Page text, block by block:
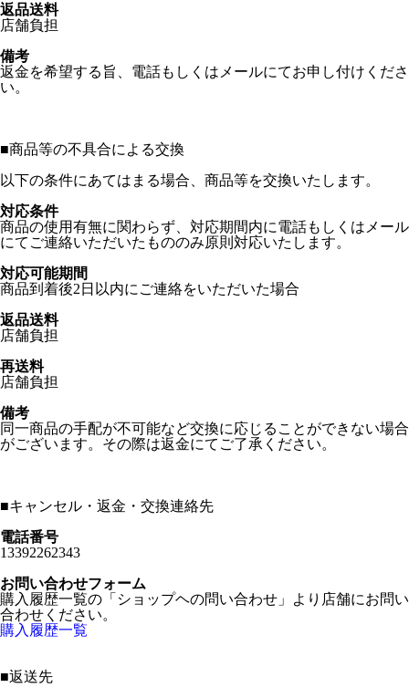
返品送料
店舗負担
備考
返金を希望する旨、電話もしくはメールにてお申し付けくださ
い。
■商品等の不具合による交換
以下の条件にあてはまる場合、商品等を交換いたします。
対応条件
商品の使用有無に関わらず、対応期間内に電話もしくはメール
にてご連絡いただいたもののみ原則対応いたします。
対応可能期間
商品到着後2日以内にご連絡をいただいた場合
返品送料
店舗負担
再送料
店舗負担
備考
同一商品の手配が不可能など交換に応じることができない場合
がございます。その際は返金にてご了承ください。
■キャンセル・返金・交換連絡先
電話番号
13392262343
お問い合わせフォーム
購入履歴一覧の「ショップヘの問い合わせ」より店舗にお問い
合わせください。
購入履歴一覧
■返送先